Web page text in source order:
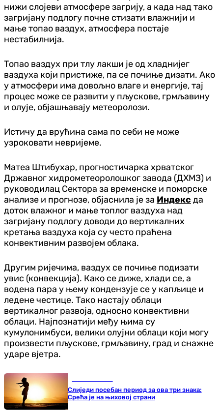
нижи слојеви атмосфере загрију, а када над тако
загријану подлогу почне стизати влажнији и
мање топао ваздух, атмосфера постаје
нестабилнија.
Топао ваздух при тлу лакши је од хладнијег
ваздуха који пристиже, па се почиње дизати. Ако
у атмосфери има довољно влаге и енергије, тај
процес може се развити у пљускове, грмљавину
и олује, објашњавају метеоролози.
Истичу да врућина сама по себи не може
узроковати невријеме.
Матеа Штибухар, прогностичарка хрватског
Државног хидрометеоролошког завода (ДХМЗ) и
руководилац Сектора за временске и поморске
анализе и прогнозе, објаснила је за Индекс да
доток влажног и мање топлог ваздуха над
загријану подлогу доводи до вертикалних
кретања ваздуха која су често праћена
конвективним развојем облака.
Другим ријечима, ваздух се почиње подизати
увис (конвекција). Како се диже, хлади се, а
водена пара у њему кондензује се у капљице и
ледене честице. Тако настају облаци
вертикалног развоја, односно конвективни
облаци. Најпознатији међу њима су
кумулонимбуси, велики олујни облаци који могу
произвести пљускове, грмљавину, град и снажне
ударе вјетра.
Слиједи посебан период за ова три знака:
Срећа је на њиховој страни